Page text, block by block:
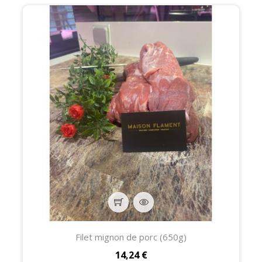
Filet mignon de porc (650g)
Prix
14,24 €